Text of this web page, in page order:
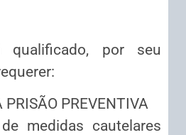
qualificado, por seu
PRISÃO PREVENTIVA
medidas cautelares